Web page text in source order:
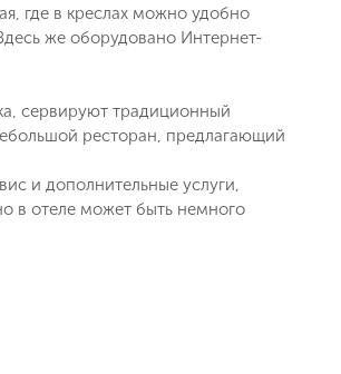
где в креслах можно удобно
же оборудовано Интернет-
сервируют традиционный
ресторан, предлагающий
и дополнительные услуги,
в отеле может быть немного